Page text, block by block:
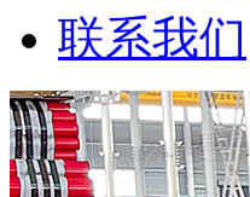
联系我们